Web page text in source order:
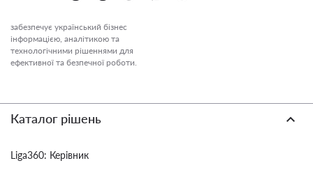
забезпечує український бізнес
інформацією, аналітикою та
технологічними рішеннями для
ефективної та безпечної роботи.
Каталог рішень
Liga360: Керівник